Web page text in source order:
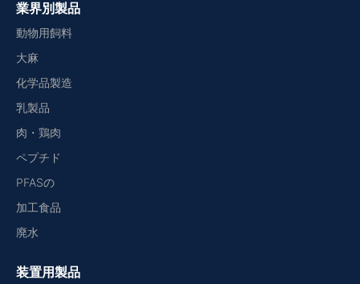
業界別製品
動物用飼料
大麻
化学品製造
乳製品
肉・鶏肉
ペプチド
PFASの
加工食品
廃水
装置用製品